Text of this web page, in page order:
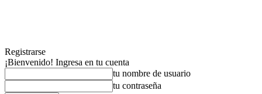
Registrarse
¡Bienvenido! Ingresa en tu cuenta
tu nombre de usuario
tu contraseña